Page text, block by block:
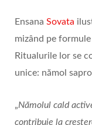
Ensana Sovata
mizând pe
Ritualurile lor se
unice: nămol
„Nămolul cald
contribuie la